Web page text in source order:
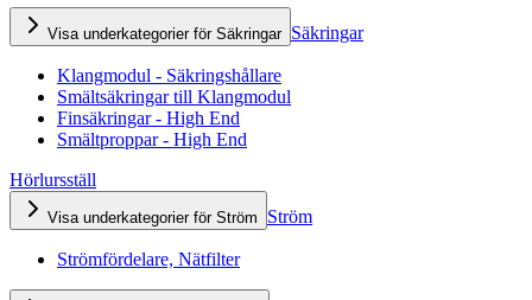
Visa underkategorier för Säkringar Säkringar
Klangmodul - Säkringshållare
Smältsäkringar till Klangmodul
Finsäkringar - High End
Smältproppar - High End
Hörlursställ
Visa underkategorier för Ström Ström
Strömfördelare, Nätfilter